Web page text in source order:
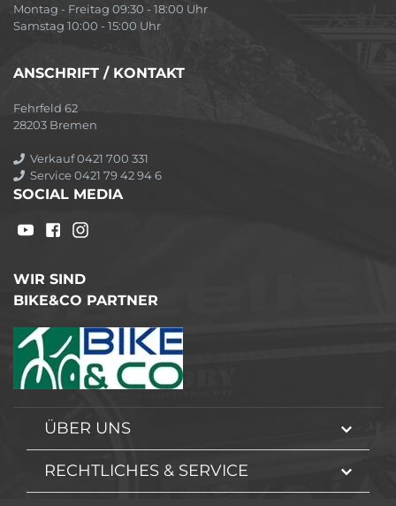
Montag - Freitag 09:30 - 18:00 Uhr
Samstag 10:00 - 15:00 Uhr
ANSCHRIFT / KONTAKT
Fehrfeld 62
28203 Bremen
Verkauf 0421 700 331
Service 0421 79 42 94 6
SOCIAL MEDIA
WIR SIND
BIKE&CO PARTNER
ÜBER UNS
RECHTLICHES & SERVICE